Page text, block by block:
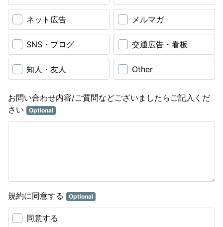
ネット広告 メルマガ
SNS・ブログ 交通広告・看板
知人・友人 Other
お問い合わせ内容/ご質問などございましたらご記入くだ
さい
Optional
規約に同意する Optional
同意する